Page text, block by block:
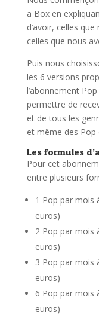
a Box en
d’avoir, celles
celles que nous
Puis nous
les 6 versions
l’abonnement
permettre de
et de tous les
et même des Pop
Les formules
Pour cet
entre plusieurs
1 Pop par mois
euros)
2 Pop par mois
euros)
3 Pop par mois
euros)
6 Pop par mois
euros)